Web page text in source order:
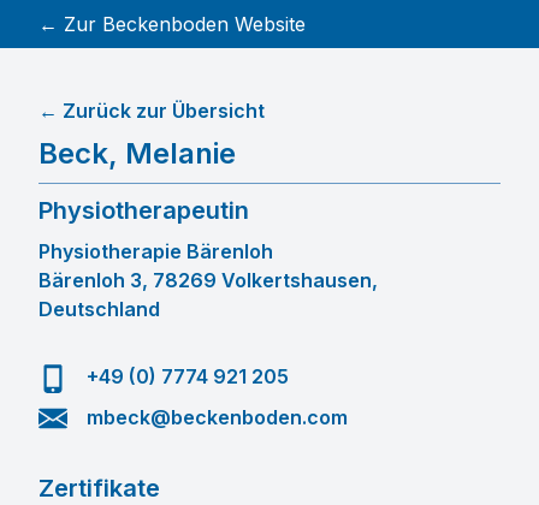
← Zur Beckenboden Website
Beck, Melanie
← Zurück zur Übersicht
Physiotherapeutin
Physiotherapie Bärenloh
Bärenloh 3, 78269 Volkertshausen,
Deutschland
+49 (0) 7774 921 205
mbeck@beckenboden.com
Zertifikate